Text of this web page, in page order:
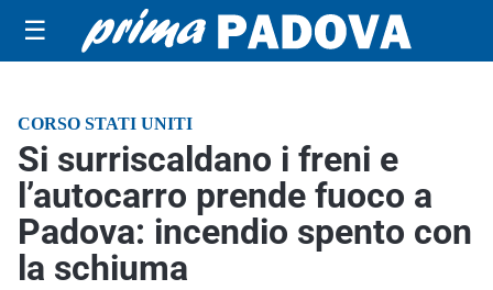
☰
CORSO STATI UNITI
Si surriscaldano i freni e
l’autocarro prende fuoco a
Padova: incendio spento con
la schiuma